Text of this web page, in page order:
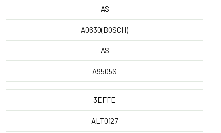
AS
A0630(BOSCH)
AS
A9505S
3EFFE
ALT0127